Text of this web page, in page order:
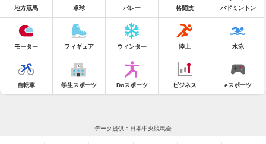
地方競馬 卓球 バレー 格闘技 バドミントン
モーター フィギュア ウィンター 陸上 水泳
自転車 学生スポーツ Doスポーツ ビジネス eスポーツ
データ提供：日本中央競馬会